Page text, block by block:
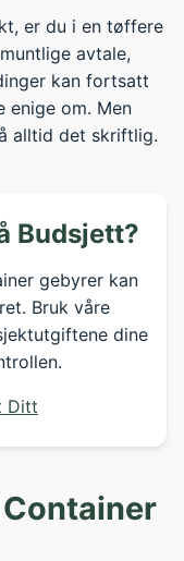
er du i en tøffere
avtale,
kan fortsatt
enige om. Men
alltid det skriftlig.
Budsjett?
gebyrer kan
Bruk våre
dine
Ditt